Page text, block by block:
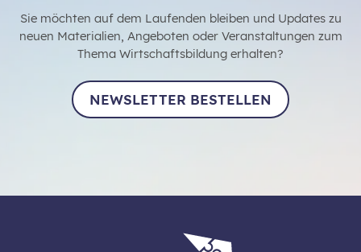
Sie möchten auf dem Laufenden bleiben und Updates zu
neuen Materialien, Angeboten oder Veranstaltungen zum
Thema Wirtschaftsbildung erhalten?
NEWSLETTER BESTELLEN